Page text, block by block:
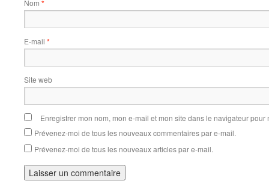
Nom *
E-mail *
Site web
Enregistrer mon nom, mon e-mail et mon site dans le navigateur
Prévenez-moi de tous les nouveaux commentaires par e-mail.
Prévenez-moi de tous les nouveaux articles par e-mail.